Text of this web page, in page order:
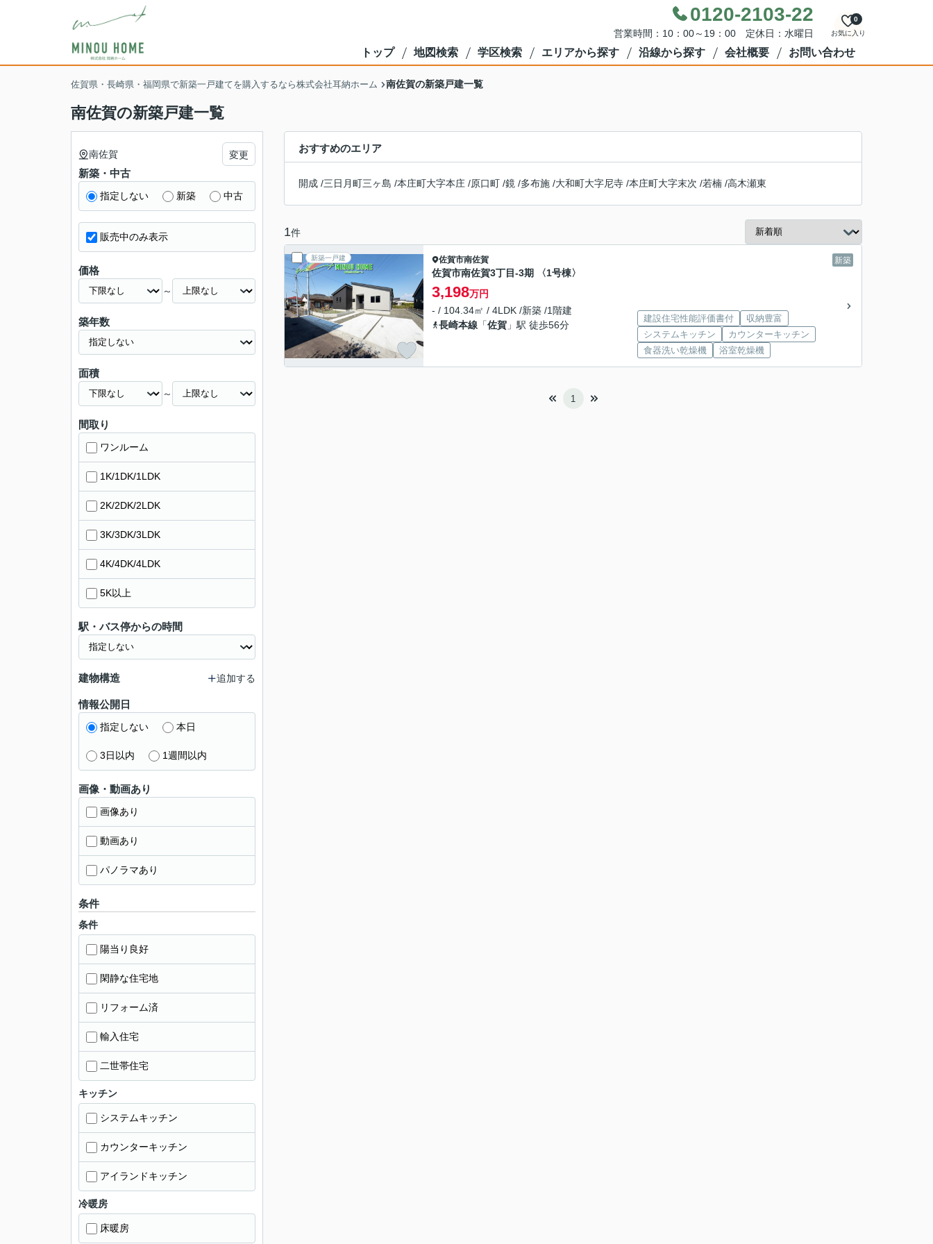
0120-2103-22
営業時間：10：00～19：00 定休日：水曜日 お気に入り
0
トップ 地図検索 学区検索 エリアから探す 沿線から探す 会社概要 お問い合わせ
佐賀県・長崎県・福岡県で新築一戸建てを購入するなら株式会社耳納ホーム 南佐賀の新築戸建一覧
南佐賀の新築戸建一覧
おすすめのエリア
開成 /三日月町三ヶ島 /本庄町大字本庄 /原口町 /鏡 /多布施 /大和町大字尼寺 /本庄町大字末次 /若楠 /高木瀬東
1件
新築一戸建 新築
佐賀市南佐賀
佐賀市南佐賀3丁目-3期 〈1号棟〉
3,198万円
- / 104.34㎡ / 4LDK /新築 /1階建
長崎本線 「佐賀 」駅 徒歩56分
建設住宅性能評価書付
収納豊富
システムキッチン
カウンターキッチン
食器洗い乾燥機
浴室乾燥機
1
南佐賀 変更
新築・中古
指定しない 新築 中古
販売中のみ表示
価格
～
築年数
面積
～
間取り
ワンルーム
1K/1DK/1LDK
2K/2DK/2LDK
3K/3DK/3LDK
4K/4DK/4LDK
5K以上
駅・バス停からの時間
建物構造 追加する
情報公開日
指定しない 本日
3日以内 1週間以内
画像・動画あり
画像あり
動画あり
パノラマあり
条件
条件
陽当り良好
閑静な住宅地
リフォーム済
輸入住宅
二世帯住宅
キッチン
システムキッチン
カウンターキッチン
アイランドキッチン
冷暖房
床暖房